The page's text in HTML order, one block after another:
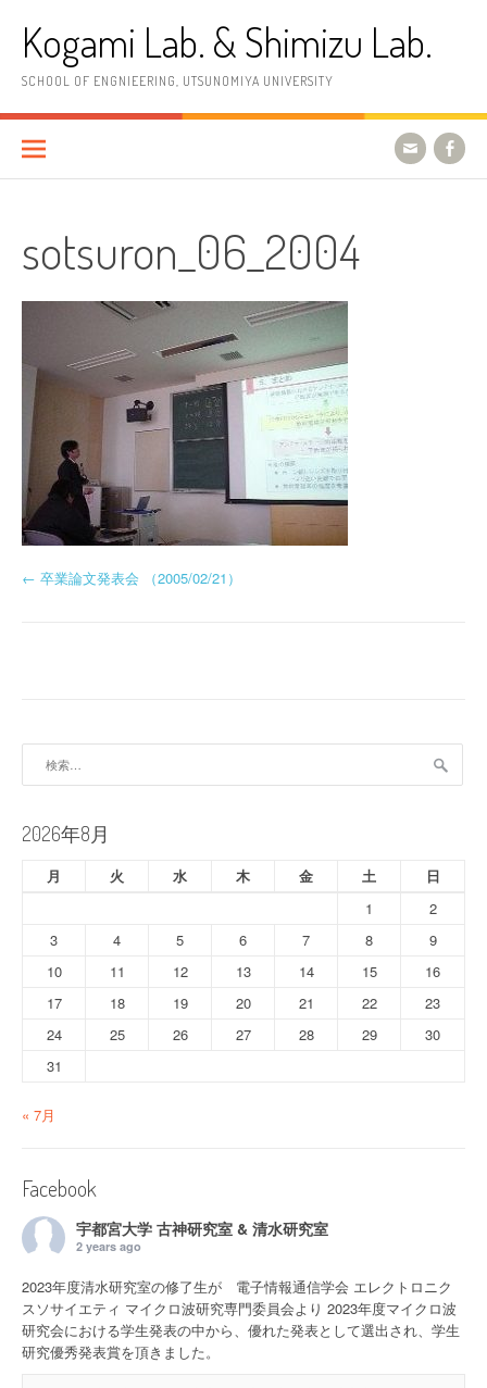
へ
ッ
Kogami Lab. & Shimizu Lab.
SCHOOL OF ENGNIEERING, UTSUNOMIYA UNIVERSITY
sotsuron_06_2004
投
ゲ
ー
シ
ョ
← 卒業論文発表会 （2005/02/21）
2026年8月
月 火 水 木 金 土
日
1
2
3
4 5 6 7 8
9
10
11 12 13 14 15
16
17
18 19 20 21 22
23
24
25 26 27 28 29
30
31
« 7月
Facebook
宇都宮大学 古神研究室 & 清水研究室
2 years ago
2023年度清水研究室の修了生が 電子情報通信学会 エレクトロニク
スソサイエティ マイクロ波研究専門委員会より 2023年度マイクロ波
研究会における学生発表の中から、優れた発表として選出され、学生
研究優秀発表賞を頂きました。